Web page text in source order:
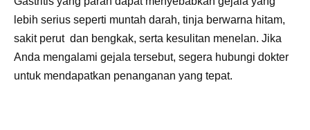
lebih serius seperti muntah darah, tinja berwarna hitam,
sakit perut dan bengkak, serta kesulitan menelan. Jika
Anda mengalami gejala tersebut, segera hubungi dokter
untuk mendapatkan penanganan yang tepat.